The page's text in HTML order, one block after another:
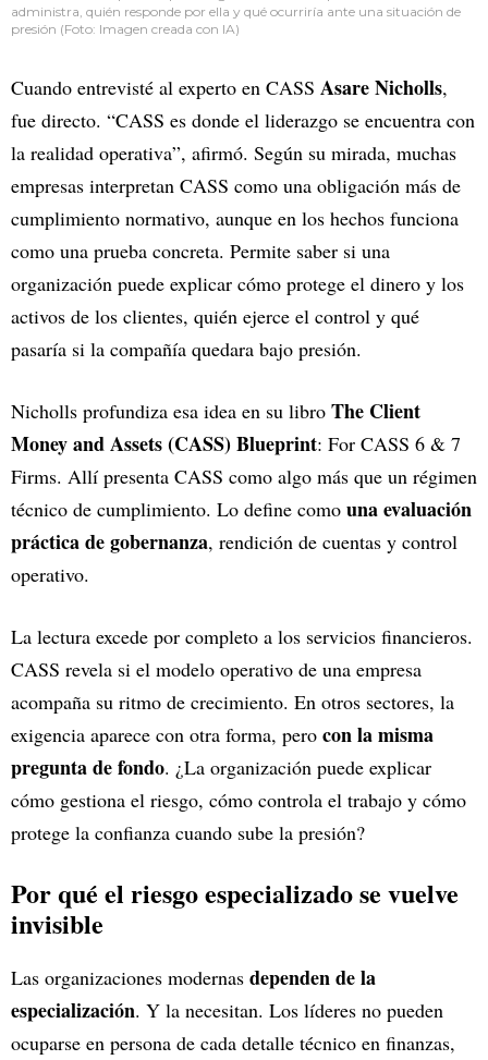
administra, quién responde por ella y qué ocurriría ante una situación de
presión (Foto: Imagen creada con IA)
Cuando entrevisté al experto en CASS Asare Nicholls,
fue directo. “CASS es donde el liderazgo se encuentra con
la realidad operativa”, afirmó. Según su mirada, muchas
empresas interpretan CASS como una obligación más de
cumplimiento normativo, aunque en los hechos funciona
como una prueba concreta. Permite saber si una
organización puede explicar cómo protege el dinero y los
activos de los clientes, quién ejerce el control y qué
pasaría si la compañía quedara bajo presión.
Nicholls profundiza esa idea en su libro The Client
Money and Assets (CASS) Blueprint: For CASS 6 & 7
Firms. Allí presenta CASS como algo más que un régimen
técnico de cumplimiento. Lo define como una evaluación
práctica de gobernanza, rendición de cuentas y control
operativo.
La lectura excede por completo a los servicios financieros.
CASS revela si el modelo operativo de una empresa
acompaña su ritmo de crecimiento. En otros sectores, la
exigencia aparece con otra forma, pero con la misma
pregunta de fondo. ¿La organización puede explicar
cómo gestiona el riesgo, cómo controla el trabajo y cómo
protege la confianza cuando sube la presión?
Por qué el riesgo especializado se vuelve
invisible
Las organizaciones modernas dependen de la
especialización. Y la necesitan. Los líderes no pueden
ocuparse en persona de cada detalle técnico en finanzas,